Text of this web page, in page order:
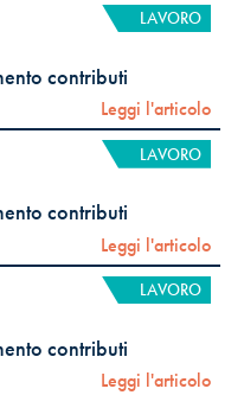
LAVORO
contributi
Leggi l'articolo
LAVORO
contributi
Leggi l'articolo
LAVORO
contributi
Leggi l'articolo